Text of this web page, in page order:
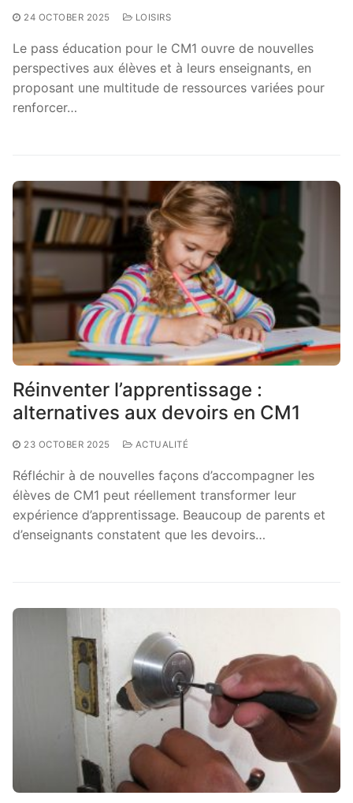
24 OCTOBER 2025 LOISIRS
Le pass éducation pour le CM1 ouvre de nouvelles
perspectives aux élèves et à leurs enseignants, en
proposant une multitude de ressources variées pour
renforcer…
Réinventer l’apprentissage :
alternatives aux devoirs en CM1
23 OCTOBER 2025 ACTUALITÉ
Réfléchir à de nouvelles façons d’accompagner les
élèves de CM1 peut réellement transformer leur
expérience d’apprentissage. Beaucoup de parents et
d’enseignants constatent que les devoirs…